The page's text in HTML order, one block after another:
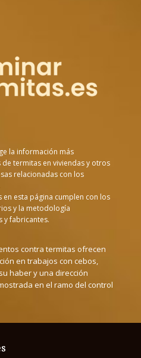
la información más
termitas en viviendas y otros
relacionadas con los
esta página cumplen con los
y la metodología
y fabricantes.
contra termitas ofrecen
en trabajos con cebos,
haber y una dirección
en el ramo del control